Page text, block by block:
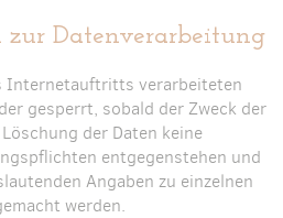
Datenverarbeitung
Internetauftritts verarbeiteten
gesperrt, sobald der Zweck der
der Daten keine
entgegenstehen und
Angaben zu einzelnen
werden.